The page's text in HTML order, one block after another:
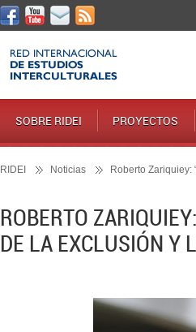
SOBRE RIDEI PROYECTOS
RIDEI Noticias Roberto Zariquiey:
ROBERTO
DE LA EXCLUSIÓN Y